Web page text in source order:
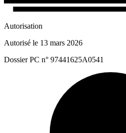
Autorisation
Autorisé le 13 mars 2026
Dossier PC n° 97441625A0541